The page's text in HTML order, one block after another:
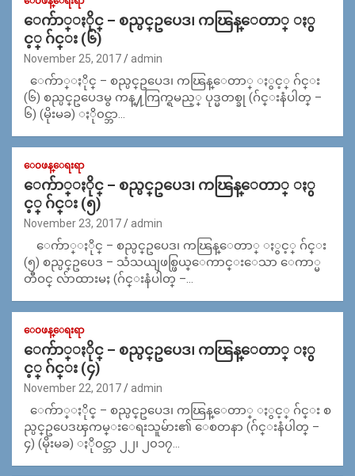
ေက်ာ္ႏိုင္ – စည္ပင္ဥပေဒ၊ ကၽြန္ေတာ္ ႏွ
င့္ ဂ်င္း (၆)
November 25, 2017 admin
ေက်ာ္ႏိုင္ – စည္ပင္ဥပေဒ၊ ကၽြန္ေတာ္ ႏွင့္ ဂ်င္း
(၆) စည္ပင္ဥပေဒမွ ကန္႔ကြက္ရမည့္ ပုဒ္မတစ္ခု (ဂ်င္းနံပါတ္ –
၆) (မိုးမခ) ႏို၀င္ဘာ…
ေ၀ဖန္ေရးရာ
ေက်ာ္ႏိုင္ – စည္ပင္ဥပေဒ၊ ကၽြန္ေတာ္ ႏွ
င့္ ဂ်င္း (၅)
November 23, 2017 admin
ေက်ာ္ႏိုင္ – စည္ပင္ဥပေဒ၊ ကၽြန္ေတာ္ ႏွင့္ ဂ်င္း
(၅) စည္ပင္ဥပေဒ – သံသယျဖစ္ဖြယ္ေကာင္းေသာ ေကာ္မ
တီဝင္ လ်ာထားမႈ (ဂ်င္းနံပါတ္ –…
ေ၀ဖန္ေရးရာ
ေက်ာ္ႏိုင္ – စည္ပင္ဥပေဒ၊ ကၽြန္ေတာ္ ႏွ
င့္ ဂ်င္း (၄)
November 22, 2017 admin
ေက်ာ္ႏိုင္ – စည္ပင္ဥပေဒ၊ ကၽြန္ေတာ္ ႏွင့္ ဂ်င္း စ
ည္ပင္ဥပေဒၾကမ္းေရးသူမ်ား၏ ေစတနာ (ဂ်င္းနံပါတ္ –
၄) (မိုးမခ) ႏို၀င္ဘာ ၂၂၊ ၂၀၁၇…